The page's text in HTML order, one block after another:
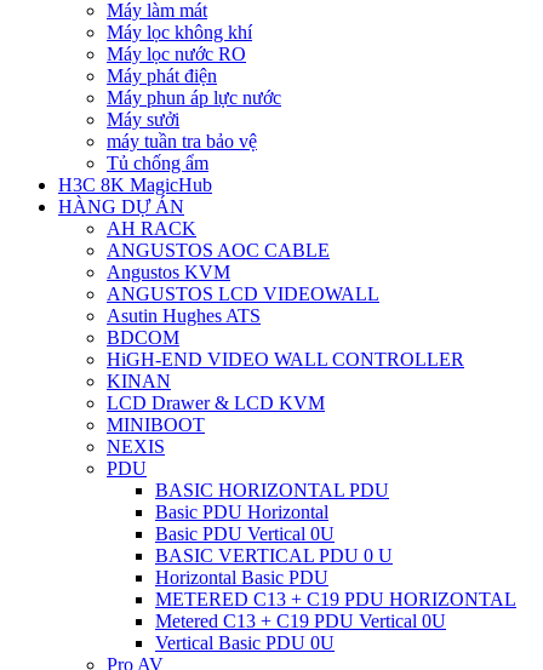
Máy làm mát
Máy lọc không khí
Máy lọc nước RO
Máy phát điện
Máy phun áp lực nước
Máy sưởi
máy tuần tra bảo vệ
Tủ chống ẩm
H3C 8K MagicHub
HÀNG DỰ ÁN
AH RACK
ANGUSTOS AOC CABLE
Angustos KVM
ANGUSTOS LCD VIDEOWALL
Asutin Hughes ATS
BDCOM
HiGH-END VIDEO WALL CONTROLLER
KINAN
LCD Drawer & LCD KVM
MINIBOOT
NEXIS
PDU
BASIC HORIZONTAL PDU
Basic PDU Horizontal
Basic PDU Vertical 0U
BASIC VERTICAL PDU 0 U
Horizontal Basic PDU
METERED C13 + C19 PDU HORIZONTAL
Metered C13 + C19 PDU Vertical 0U
Vertical Basic PDU 0U
Pro AV